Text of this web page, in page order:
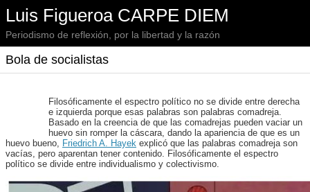
Luis Figueroa CARPE DIEM
Periodismo de reflexión, por la libertad y la razón
Bola de socialistas
Filosóficamente el espectro político no se divide entre derecha
e izquierda porque esas palabras son palabras comadreja.
Basado en la creencia de que las comadrejas pueden vaciar un
huevo sin romper la cáscara, dando la apariencia de que es un
huevo bueno, Friedrich A. Hayek explicó que las palabras comadreja son
vacías, pero aparentan tener contenido. Filosóficamente el espectro
político se divide entre individualismo y colectivismo.